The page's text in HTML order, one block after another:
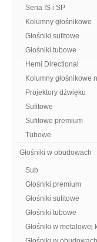
Seria IS i SP
Kolumny głośnikowe
Głośniki sufitowe
Głośniki tubowe
Hemi Directional
Kolumny głośnikowe
Projektory dźwięku
Sufitowe
Sufitowe premium
Tubowe
Głośniki w obudowach
Sub
Głośniki premium
Głośniki sufitowe
Głośniki tubowe
Głośniki w metalowej